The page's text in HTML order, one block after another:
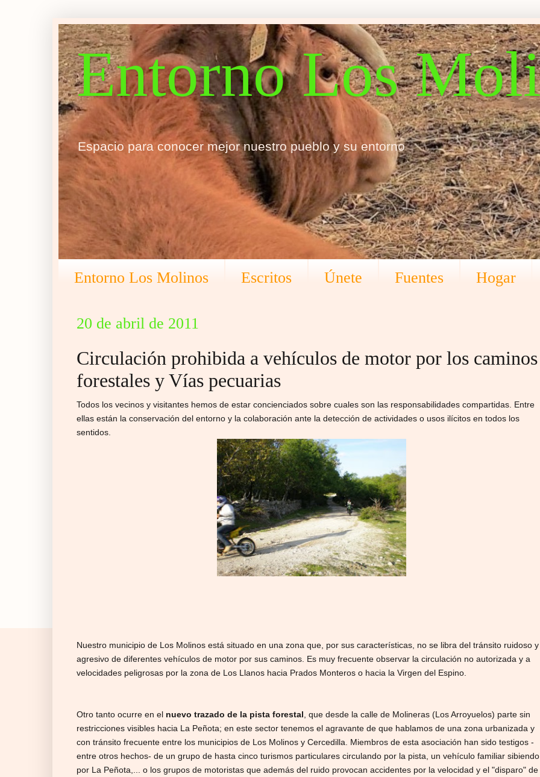
Entorno Los
Espacio para conocer mejor nuestro pueblo y su entorno
Entorno Los Molinos Escritos Únete Fuentes Hogar
20 de abril de 2011
Circulación prohibida a vehículos de motor por los caminos
forestales y Vías pecuarias
Todos los vecinos y visitantes hemos de estar concienciados sobre cuales son las responsabilidades compartidas. Entre
ellas están la conservación del entorno y la colaboración ante la detección de actividades o usos ilícitos en todos los
sentidos.
Nuestro municipio de Los Molinos está situado en una zona que, por sus características, no se libra del tránsito ruidoso y
agresivo de diferentes vehículos de motor por sus caminos. Es muy frecuente observar la circulación no autorizada y a
velocidades peligrosas por la zona de Los Llanos hacia Prados Monteros o hacia la Virgen del Espino.
Otro tanto ocurre en el nuevo trazado de la pista forestal, que desde la calle de Molineras (Los Arroyuelos) parte sin
restricciones visibles hacia La Peñota; en este sector tenemos el agravante de que hablamos de una zona urbanizada y
con tránsito frecuente entre los municipios de Los Molinos y Cercedilla. Miembros de esta asociación han sido testigos -
entre otros hechos- de un grupo de hasta cinco turismos particulares circulando por la pista, un vehículo familiar sibiendo
por La Peñota,... o los grupos de motoristas que además del ruido provocan accidentes por la velocidad y el "disparo" de